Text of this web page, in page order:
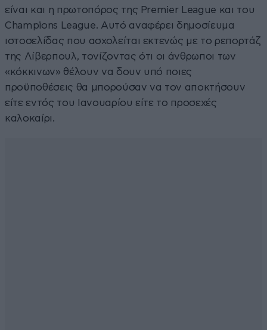
είναι και η πρωτοπόρος της Premier League και του
Champions League. Αυτό αναφέρει δημοσίευμα
ιστοσελίδας που ασχολείται εκτενώς με το ρεπορτάζ
της Λίβερπουλ, τονίζοντας ότι οι άνθρωποι των
«κόκκινων» θέλουν να δουν υπό ποιες
προϋποθέσεις θα μπορούσαν να τον αποκτήσουν
είτε εντός του Ιανουαρίου είτε το προσεχές
καλοκαίρι.